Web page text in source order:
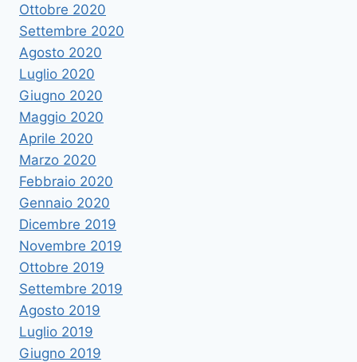
Ottobre 2020
Settembre 2020
Agosto 2020
Luglio 2020
Giugno 2020
Maggio 2020
Aprile 2020
Marzo 2020
Febbraio 2020
Gennaio 2020
Dicembre 2019
Novembre 2019
Ottobre 2019
Settembre 2019
Agosto 2019
Luglio 2019
Giugno 2019